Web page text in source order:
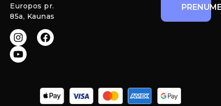
Europos pr.
85a, Kaunas